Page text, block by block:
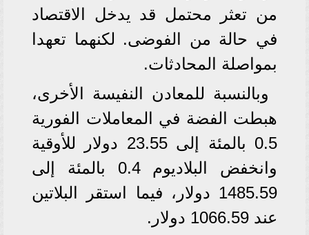
من تعثر محتمل قد يدخل الاقتصاد
في حالة من الفوضى. لكنهما تعهدا
بمواصلة المحادثات.
وبالنسبة للمعادن النفيسة الأخرى،
هبطت الفضة في المعاملات الفورية
0.5 بالمئة إلى 23.55 دولار للأوقية
وانخفض البلاديوم 0.4 بالمئة إلى
1485.59 دولار، فيما استقر البلاتين
عند 1066.59 دولار.